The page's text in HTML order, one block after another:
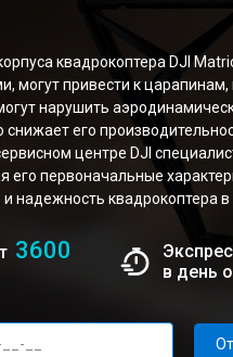
квадрокоптера DJI
могут привести к
нарушить
снижает его
центре DJI
его первоначальные
надежность квадрокоптера в
3600
в день